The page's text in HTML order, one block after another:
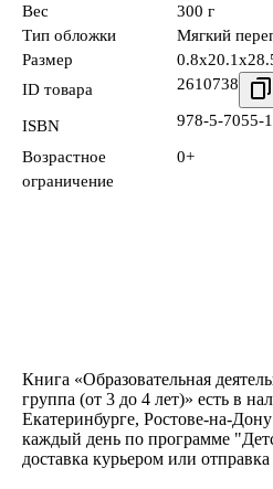
Вес
300 г
Тип обложки
Мягкий
Размер
ID товара
2610738
ISBN 978-5-7055-
Возрастное
ограничение
0+
Книга «Образовательная
группа (от 3 до 4 лет)» есть в
Екатеринбурге, Ростове-на-
каждый день по программе
доставка курьером или